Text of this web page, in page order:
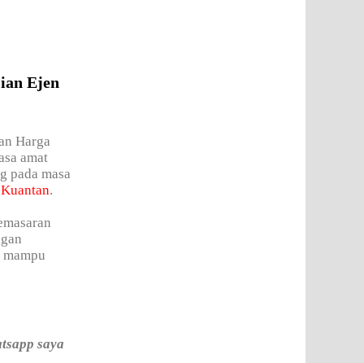
Ejen
Harga
amat
pada masa
Kuantan.
saya